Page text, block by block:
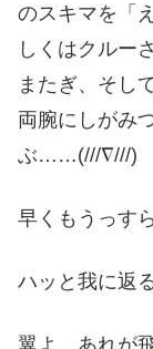
のスキマを「
しくはクルー
またぎ、そし
両腕にしがみ
ぶ……(///∇///)
早くもうっす
ハッと我に返